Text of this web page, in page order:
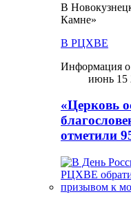
В
Камне»
В РЦХВЕ
Информация о
июнь 15
«Церковь
отметили